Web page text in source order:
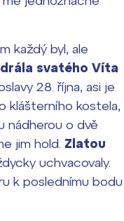
každý byl, ale
svatého Víta
28. října, asi je
klášterního kostela,
nádherou o dvě
jim hold. Zlatou
uchvacovaly.
k poslednímu bodu